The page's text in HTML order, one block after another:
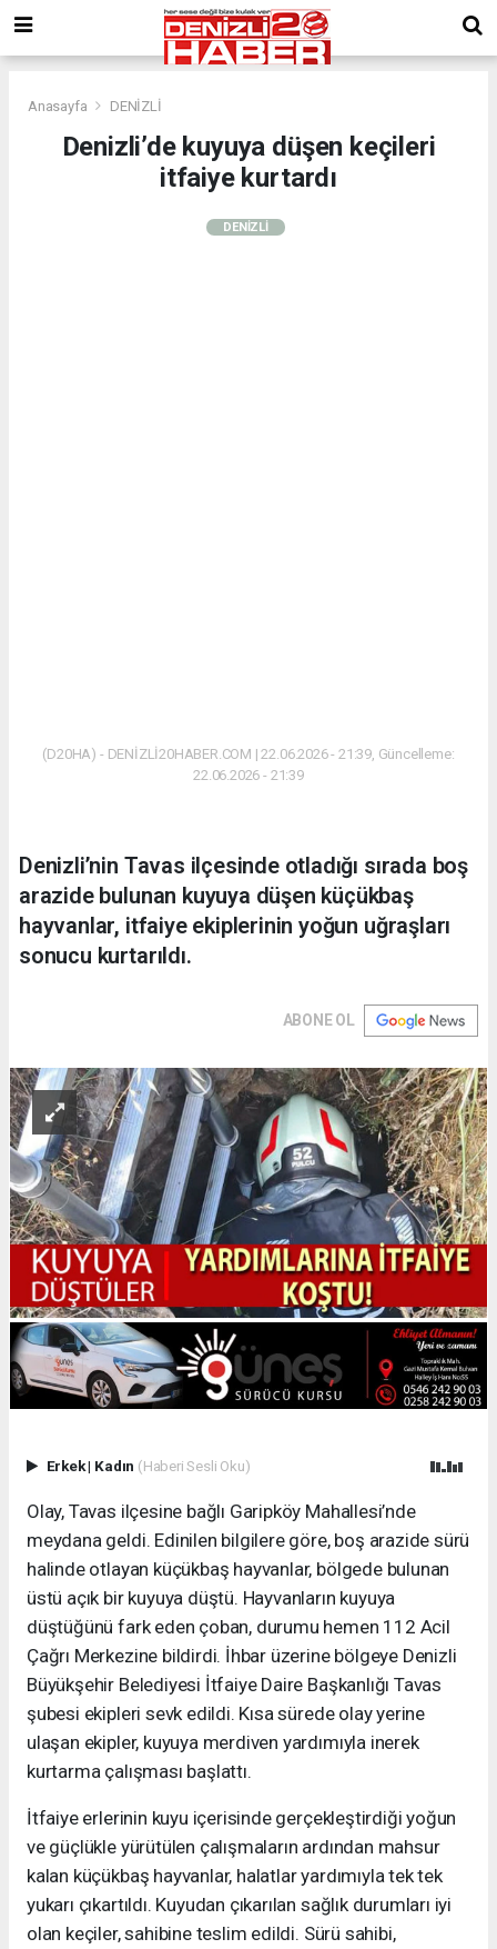
Anasayfa DENİZLİ
Denizli’de kuyuya düşen keçileri
itfaiye kurtardı
DENİZLİ
(D20HA) - DENİZLİ20HABER.COM | 22.06.2026 - 21:39, Güncelleme:
22.06.2026 - 21:39
Denizli’nin Tavas ilçesinde otladığı sırada boş
arazide bulunan kuyuya düşen küçükbaş
hayvanlar, itfaiye ekiplerinin yoğun uğraşları
sonucu kurtarıldı.
ABONE OL
Erkek| Kadın (Haberi Sesli Oku)
Olay, Tavas ilçesine bağlı Garipköy Mahallesi’nde
meydana geldi. Edinilen bilgilere göre, boş arazide sürü
halinde otlayan küçükbaş hayvanlar, bölgede bulunan
üstü açık bir kuyuya düştü. Hayvanların kuyuya
düştüğünü fark eden çoban, durumu hemen 112 Acil
Çağrı Merkezine bildirdi. İhbar üzerine bölgeye Denizli
Büyükşehir Belediyesi İtfaiye Daire Başkanlığı Tavas
şubesi ekipleri sevk edildi. Kısa sürede olay yerine
ulaşan ekipler, kuyuya merdiven yardımıyla inerek
kurtarma çalışması başlattı.
İtfaiye erlerinin kuyu içerisinde gerçekleştirdiği yoğun
ve güçlükle yürütülen çalışmaların ardından mahsur
kalan küçükbaş hayvanlar, halatlar yardımıyla tek tek
yukarı çıkartıldı. Kuyudan çıkarılan sağlık durumları iyi
olan keçiler, sahibine teslim edildi. Sürü sahibi,